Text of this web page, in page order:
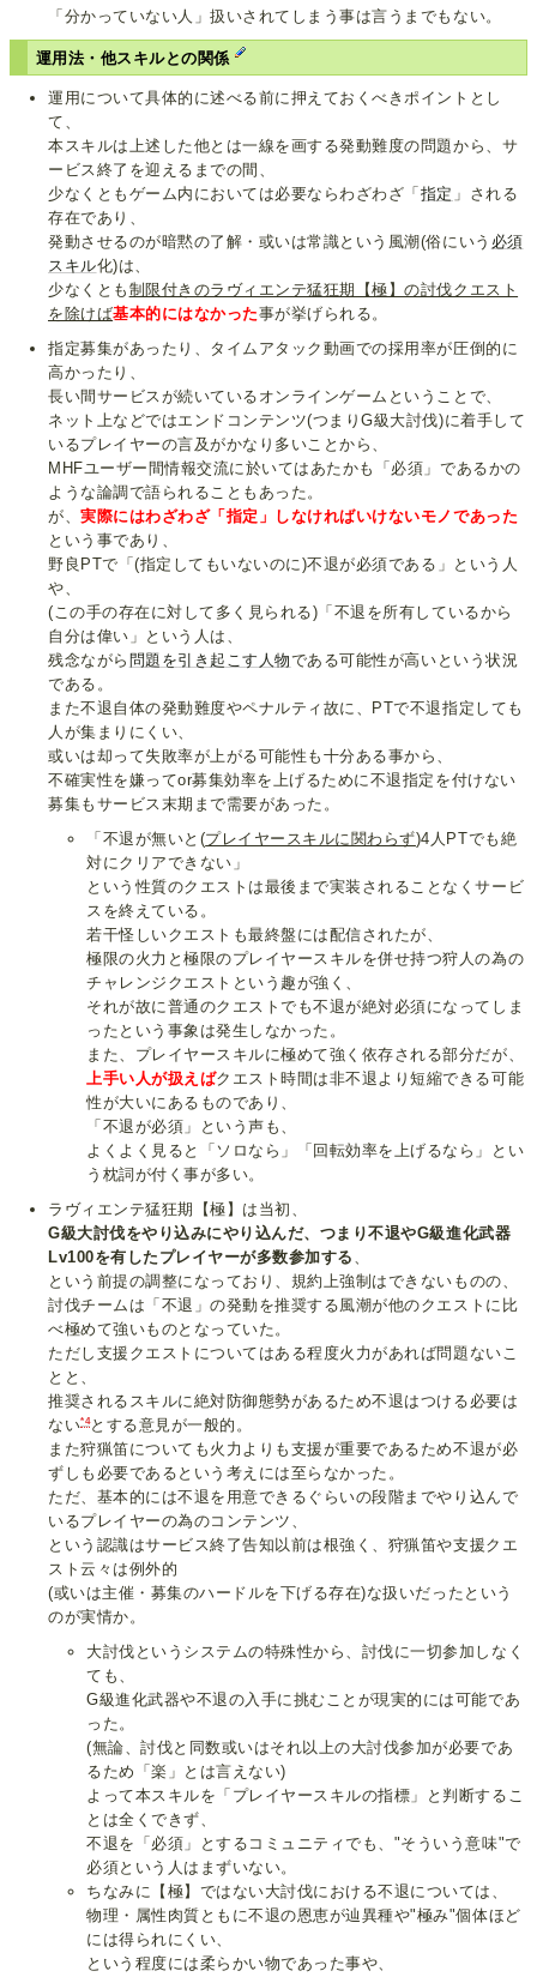
「分かっていない人」扱いされてしまう事は言うまでもない。
運用法・他スキルとの関係
運用について具体的に述べる前に押えておくべきポイントとし
て、
本スキルは上述した他とは一線を画する発動難度の問題から、サ
ービス終了を迎えるまでの間、
少なくともゲーム内においては必要ならわざわざ「指定 」される
存在であり、
発動させるのが暗黙の了解・或いは常識という風潮(俗にいう 必須
スキル化)は、
少なくとも 制限付きのラヴィエンテ猛狂期【極】の討伐クエスト
を除けば基本的にはなかった事が挙げられる。
指定募集があったり、タイムアタック動画での採用率が圧倒的に
高かったり、
長い間サービスが続いているオンラインゲームということで、
ネット上などではエンドコンテンツ(つまりG級大討伐)に着手して
いるプレイヤーの言及がかなり多いことから、
MHFユーザー間情報交流に於いてはあたかも「必須」であるかの
ような論調で語られることもあった。
が、実際にはわざわざ「指定」しなければいけないモノであった
という事であり、
野良PTで「(指定してもいないのに)不退が必須である」という人
や、
(この手の存在に対して多く見られる)「不退を所有しているから
自分は偉い」という人は、
残念ながら 問題を引き起こす 人物である可能性が高いという状況
である。
また不退自体の発動難度やペナルティ故に、PTで不退指定しても
人が集まりにくい、
或いは却って失敗率が上がる可能性も十分ある事から、
不確実性を嫌ってor募集効率を上げるために不退指定を付けない
募集もサービス末期まで需要があった。
「不退が無いと(プレイヤースキルに関わらず)4人PTでも絶
対にクリアできない」
という性質のクエストは最後まで実装されることなくサービ
スを終えている。
若干怪しいクエストも最終盤には配信されたが、
極限の火力と極限のプレイヤースキルを併せ持つ狩人の為の
チャレンジクエストという趣が強く、
それが故に普通のクエストでも不退が絶対必須になってしま
ったという事象は発生しなかった。
また、プレイヤースキルに極めて強く依存される部分だが、
上手い人が扱えばクエスト時間は非不退より短縮できる可能
性が大いにあるものであり、
「不退が必須」という声も、
よくよく見ると「ソロなら」「回転効率を上げるなら」とい
う枕詞が付く事が多い。
ラヴィエンテ猛狂期【極】は当初、
G級大討伐をやり込みにやり込んだ、つまり不退やG級進化武器
Lv100を有したプレイヤーが多数参加する
という前提の調整になっており、規約上強制はできないものの、
討伐チームは「不退」の発動を推奨する風潮が他のクエストに比
べ極めて強いものとなっていた。
ただし支援クエストについてはある程度火力があれば問題ないこ
とと、
推奨されるスキルに絶対防御態勢があるため不退はつける必要は
ない*4とする意見が一般的。
また狩猟笛についても火力よりも支援が重要であるため不退が必
ずしも必要であるという考えには至らなかった。
ただ、基本的には不退を用意できるぐらいの段階までやり込んで
いるプレイヤーの為のコンテンツ、
という認識はサービス終了告知以前は根強く、狩猟笛や支援クエ
スト云々は例外的
(或いは主催・募集のハードルを下げる存在)な扱いだったという
のが実情か。
大討伐というシステムの特殊性から、討伐に一切参加しなく
ても、
G級進化武器や不退の入手に挑むことが現実的には可能であ
った。
(無論、討伐と同数或いはそれ以上の大討伐参加が必要であ
るため「楽」とは言えない)
よって本スキルを「プレイヤースキルの指標」と判断するこ
とは全くできず、
不退を「必須」とするコミュニティでも、"そういう意味"で
必須という人はまずいない。
ちなみに【極】ではない大討伐における不退については、
物理・属性肉質ともに不退の恩恵が辿異種や"極み"個体ほど
には得られにくい、
という程度には柔らかい物であった事や、